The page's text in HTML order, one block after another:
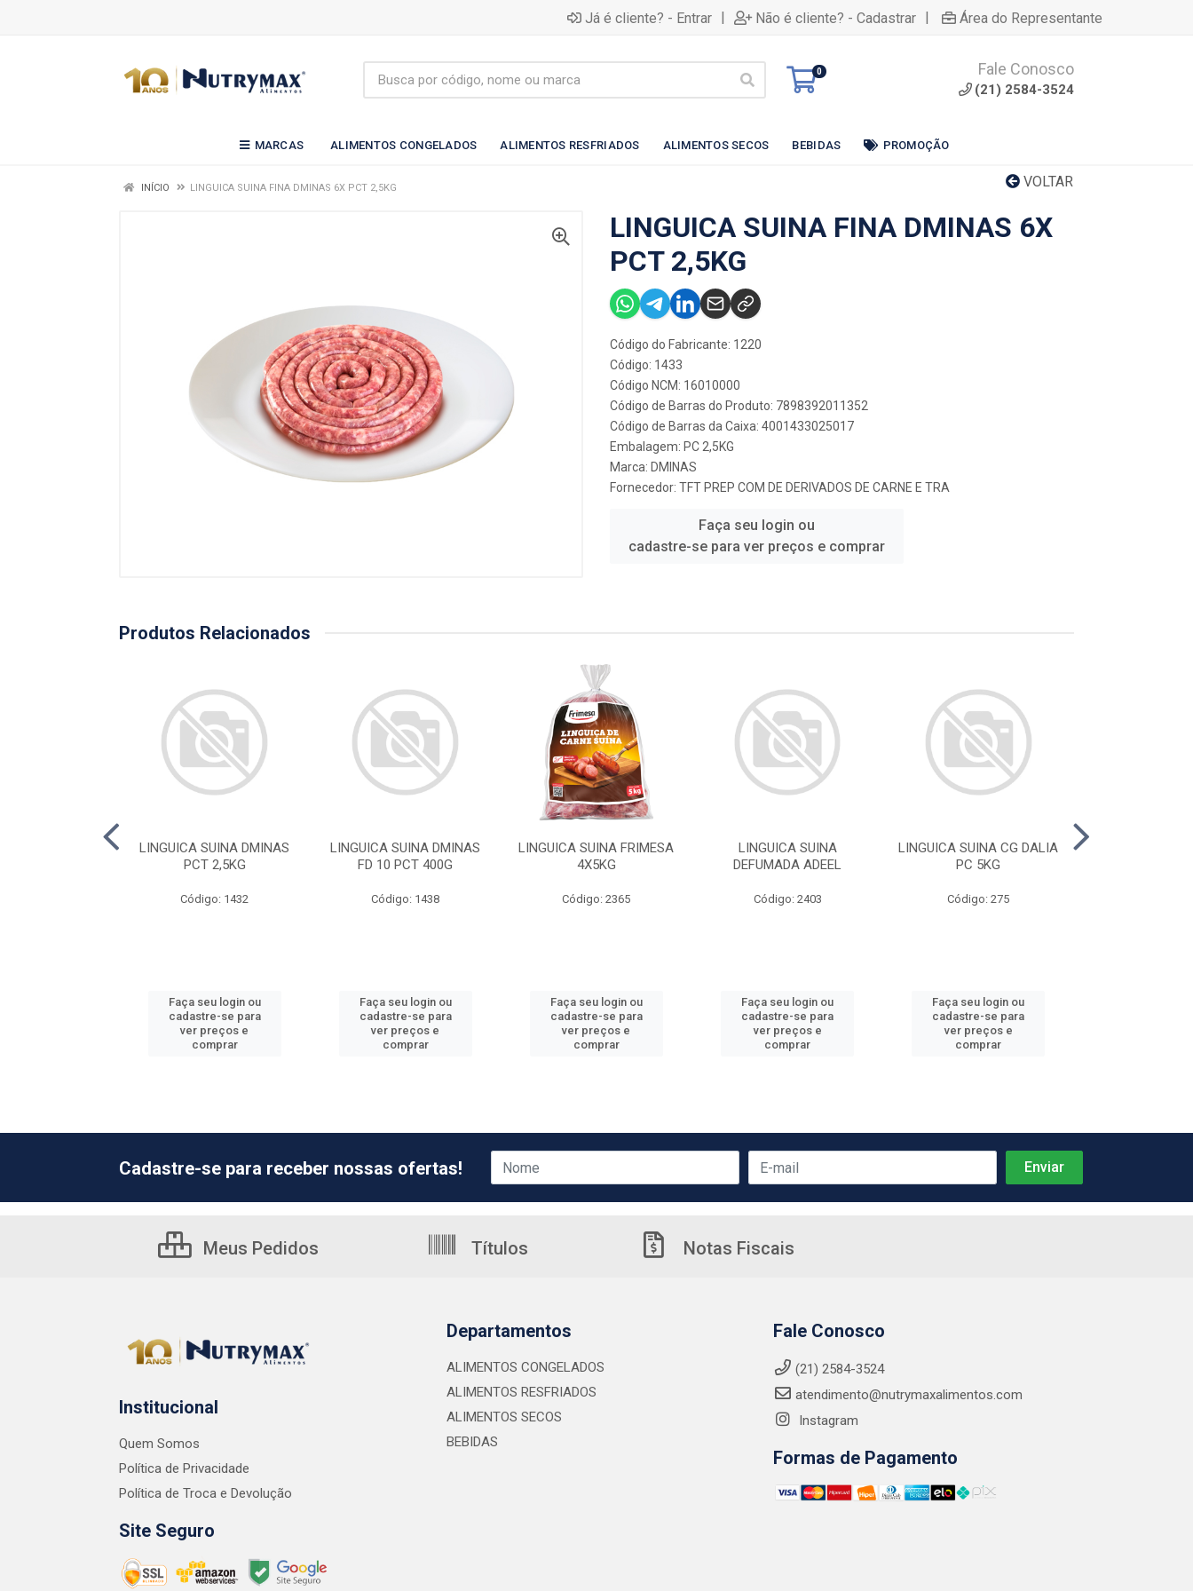
Já é cliente? - Entrar | Não é cliente? - Cadastrar | Área do Representante
0 Fale Conosco
(21) 2584-3524
MARCAS ALIMENTOS CONGELADOS ALIMENTOS RESFRIADOS ALIMENTOS SECOS BEBIDAS PROMOÇÃO
VOLTAR
INÍCIO LINGUICA SUINA FINA DMINAS 6X PCT 2,5KG
LINGUICA SUINA FINA DMINAS 6X
PCT 2,5KG
Código do Fabricante: 1220
Código: 1433
Código NCM: 16010000
Código de Barras do Produto: 7898392011352
Código de Barras da Caixa: 4001433025017
Embalagem: PC 2,5KG
Marca: DMINAS
Fornecedor: TFT PREP COM DE DERIVADOS DE CARNE E TRA
Faça seu login ou
cadastre-se para ver preços e comprar
Produtos Relacionados
LINGUICA SUINA DMINAS
PCT 2,5KG
Código: 1432
Faça seu login ou
cadastre-se para
ver preços e
comprar
LINGUICA SUINA DMINAS
FD 10 PCT 400G
Código: 1438
Faça seu login ou
cadastre-se para
ver preços e
comprar
LINGUICA SUINA FRIMESA
4X5KG
Código: 2365
Faça seu login ou
cadastre-se para
ver preços e
comprar
LINGUICA SUINA
DEFUMADA ADEEL
Código: 2403
Faça seu login ou
cadastre-se para
ver preços e
comprar
LINGUICA SUINA CG DALIA
PC 5KG
Código: 275
Faça seu login ou
cadastre-se para
ver preços e
comprar
Cadastre-se para receber nossas ofertas!
Meus Pedidos Títulos Notas Fiscais
Institucional
Quem Somos
Política de Privacidade
Política de Troca e Devolução
Site Seguro
Departamentos
ALIMENTOS CONGELADOS
ALIMENTOS RESFRIADOS
ALIMENTOS SECOS
BEBIDAS
Fale Conosco
(21) 2584-3524
atendimento@nutrymaxalimentos.com
Instagram
Formas de Pagamento